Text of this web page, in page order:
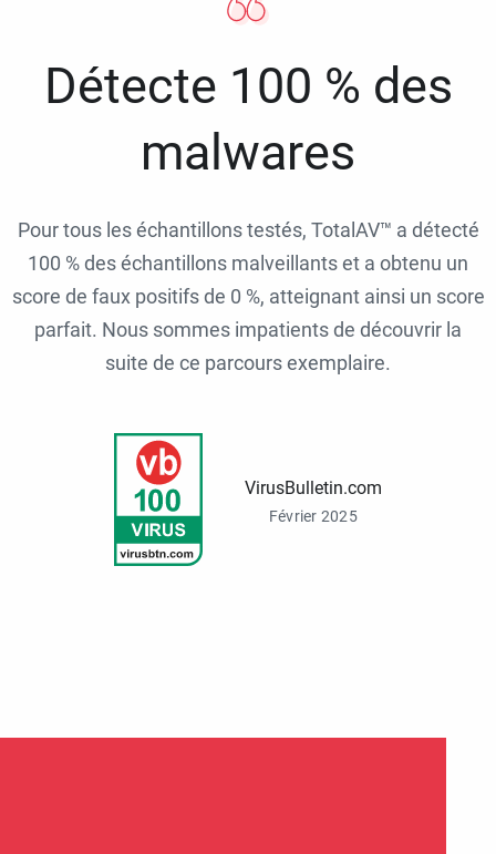
Détecte 100 % des
malwares
Pour tous les échantillons testés, TotalAV™ a détecté
100 % des échantillons malveillants et a obtenu un
score de faux positifs de 0 %, atteignant ainsi un score
parfait. Nous sommes impatients de découvrir la
suite de ce parcours exemplaire.
VirusBulletin.com
Février 2025